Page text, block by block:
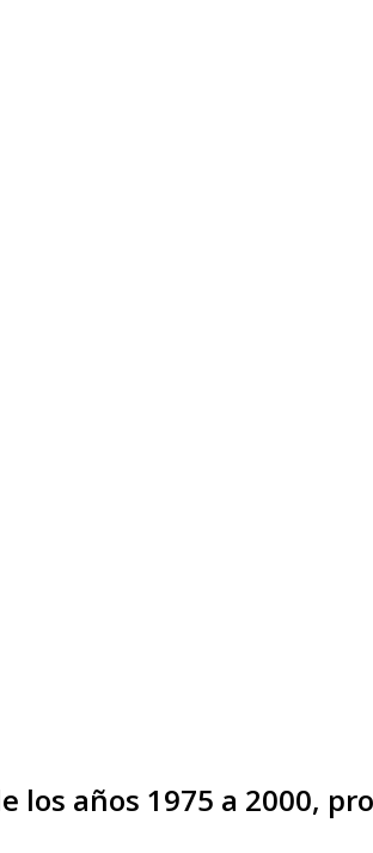
años 1975 a 2000,